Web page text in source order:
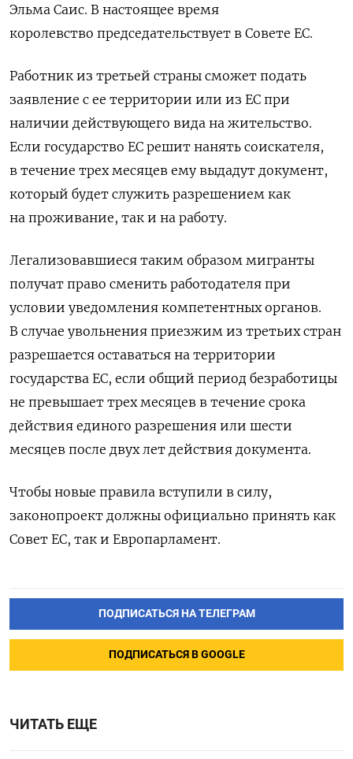
Эльма Саис. В настоящее время
королевство председательствует в Совете ЕС.
Работник из третьей страны сможет подать
заявление с ее территории или из ЕС при
наличии действующего вида на жительство.
Если государство ЕС решит нанять соискателя,
в течение трех месяцев ему выдадут документ,
который будет служить разрешением как
на проживание, так и на работу.
Легализовавшиеся таким образом мигранты
получат право сменить работодателя при
условии уведомления компетентных органов.
В случае увольнения приезжим из третьих стран
разрешается оставаться на территории
государства ЕС, если общий период безработицы
не превышает трех месяцев в течение срока
действия единого разрешения или шести
месяцев после двух лет действия документа.
Чтобы новые правила вступили в силу,
законопроект должны официально принять как
Совет ЕС, так и Европарламент.
ПОДПИСАТЬСЯ НА ТЕЛЕГРАМ
ПОДПИСАТЬСЯ В GOOGLE
ЧИТАТЬ ЕЩЕ